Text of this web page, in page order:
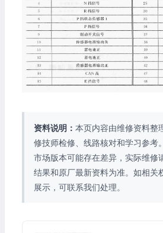
资料说明： 本页内容由维修资料整
修技师检修、线路核对和学习参考
市场版本可能存在差异，实际维修
结果和原厂最新资料为准。如相关
展示，可联系我们处理。